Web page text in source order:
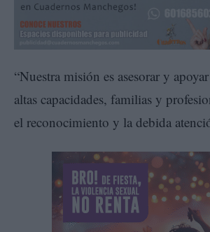
“Nuestra misión es asesorar y
altas capacidades, familias y
el reconocimiento y la debida